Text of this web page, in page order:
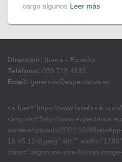
cargo algunos Leer más
Dirección: Ibarra - Ecuador
Teléfono: 099 718 4835
Email: gerencia@expectativa.ec
<a href=”https://
<img src=”http://
content/uploads/2021/10/
10.45.12-8.jpeg” alt=””
class=”alignnone size-full wp-